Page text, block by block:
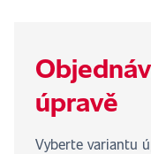
úpravě
Vyberte variantu